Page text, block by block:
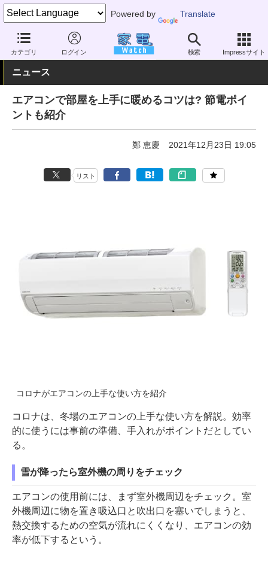
Powered by Translate
カテゴリ ログイン 検索 Impressサイト
家電 Watch 空調家電 エアコン
ニュース
エアコンで部屋を上手に暖めるコツは? 節電ポイ
ントも紹介
鄭 恵慶 2021年12月23日 19:05
リスト
コロナがエアコンの上手な使い方を紹介
コロナは、冬場のエアコンの上手な使い方を解説。効率
的に使うには事前の準備、手入れがポイントだとしてい
る。
雪が降ったら室外機の周りをチェック
エアコンの使用前には、まず室外機周辺をチェック。室
外機周辺に物を置き吸込口と吹出口を塞いでしまうと、
熱交換するための空気が流れにくくなり、エアコンの効
率が低下するという。